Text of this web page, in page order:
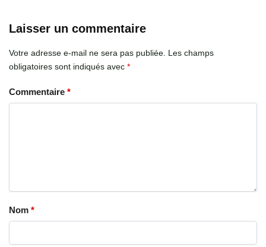
Laisser un commentaire
Votre adresse e-mail ne sera pas publiée. Les champs
obligatoires sont indiqués avec *
Commentaire *
Nom *